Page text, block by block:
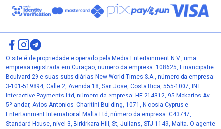
O site é de propriedade e operado pela Media Entertainment N.V., uma
empresa registrada em Curaçao, número da empresa: 108625, Emancipatie
Boulvard 29 e suas subsidiárias New World Times S.A., número da empresa:
3-101-519894, Calle 2, Avenida 18, San Jose, Costa Rica, 555-1007, INT
Interactive Payments Ltd, número da empresa: HE 214312, 95 Makarios Av.
5º andar, Ayios Antonios, Charitini Building, 1071, Nicosia Cyprus e
Entertainment International Malta Ltd, número da empresa: C43747,
Standard House, nível 3, Birkirkara Hill, St, Julians, STJ 1149, Malta. O agente